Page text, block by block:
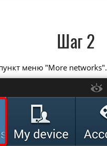
Шаг 2
меню "More networks".